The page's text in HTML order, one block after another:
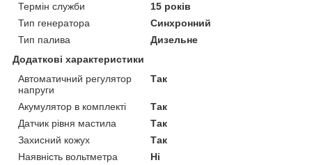
Термін служби
15 років
Тип генератора
Синхронний
Тип палива
Дизельне
Додаткові характеристики
Автоматичний регулятор
напруги
Так
Акумулятор в комплекті
Так
Датчик рівня мастила
Так
Захисний кожух
Так
Наявність вольтметра
Ні